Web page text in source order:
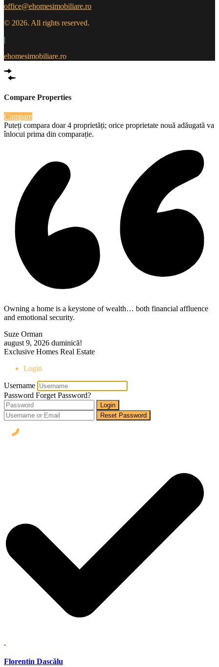
office@ehomesimobiliare.ro
© 2026. All rights reserved.
|
ehomesimobiliare.ro
Compare Properties
Compare
Puteți compara doar 4 proprietăți; orice proprietate nouă adăugată va
înlocui prima din comparație.
Owning a home is a keystone of wealth… both financial affluence
and emotional security.
Suze Orman
august 9, 2026 duminică!
Exclusive Homes Real Estate
Login
Username
Password Forget Password?
Login
Reset Password
Florentin Dascălu